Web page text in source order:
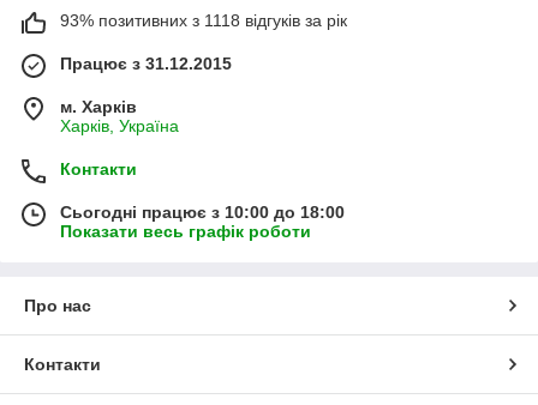
93% позитивних з 1118 відгуків за рік
Працює з 31.12.2015
м. Харків
Харків, Україна
Контакти
Сьогодні працює з 10:00 до 18:00
Показати весь графік роботи
Про нас
Контакти